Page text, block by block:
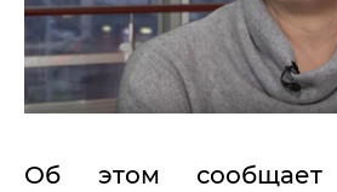
Об этом сообщает